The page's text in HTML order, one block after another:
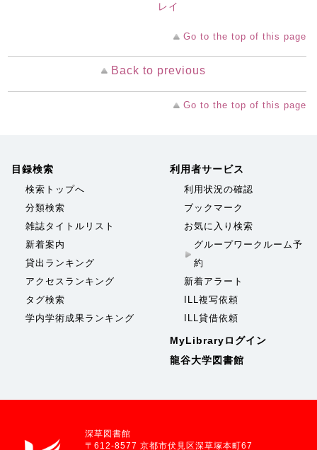
レイ
Go to the top of this page
Back to previous
Go to the top of this page
目録検索
検索トップへ
分類検索
雑誌タイトルリスト
新着案内
貸出ランキング
アクセスランキング
タグ検索
学内学術成果ランキング
利用者サービス
利用状況の確認
ブックマーク
お気に入り検索
グループワークルーム予
約
新着アラート
ILL複写依頼
ILL貸借依頼
MyLibraryログイン
龍谷大学図書館
深草図書館
〒612-8577 京都市伏見区深草塚本町67